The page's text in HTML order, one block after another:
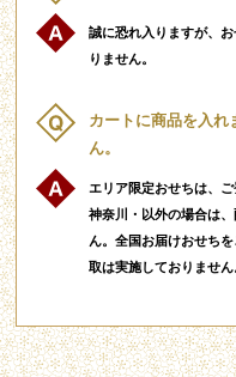
誠に恐れ入りますが、
りません。
カートに商品を入れ
ん。
エリア限定おせちは、
神奈川・以外の場合は
ん。全国お届けおせち
取は実施しておりません